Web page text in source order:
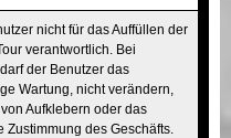
nicht für das Auffüllen der
verantwortlich. Bei
der Benutzer das
Wartung, nicht verändern,
Aufklebern oder das
des Geschäfts.